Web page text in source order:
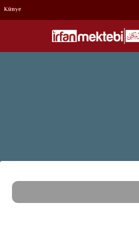
Künye